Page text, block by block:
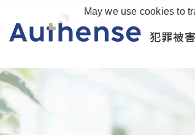
犯罪被
May we use cookies to